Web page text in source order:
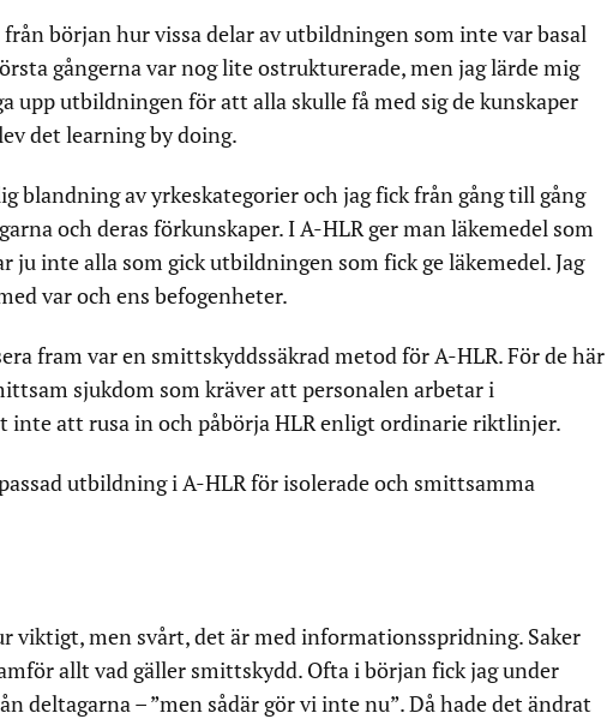
början hur vissa delar av utbildningen som inte var basal
gångerna var nog lite ostrukturerade, men jag lärde mig
upp utbildningen för att alla skulle få med sig de kunskaper
det learning by doing.
blandning av yrkeskategorier och jag fick från gång till gång
och deras förkunskaper. I A-HLR ger man läkemedel som
ju inte alla som gick utbildningen som fick ge läkemedel. Jag
var och ens befogenheter.
fram var en smittskyddssäkrad metod för A-HLR. För de här
sjukdom som kräver att personalen arbetar i
inte att rusa in och påbörja HLR enligt ordinarie riktlinjer.
utbildning i A-HLR för isolerade och smittsamma
viktigt, men svårt, det är med informationsspridning. Saker
allt vad gäller smittskydd. Ofta i början fick jag under
deltagarna – ”men sådär gör vi inte nu”. Då hade det ändrat